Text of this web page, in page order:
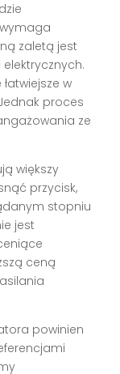
zaletą jest
w
proces
ze
większy
przycisk,
stopniu
jest
ceną
powinien